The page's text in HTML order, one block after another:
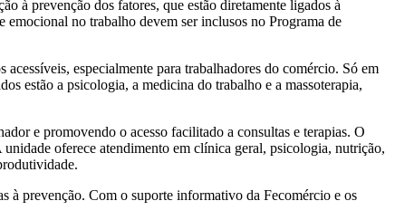
à prevenção dos fatores, que estão diretamente ligados à
emocional no trabalho devem ser inclusos no Programa de
especialmente para trabalhadores do comércio. Só em
estão a psicologia, a medicina do trabalho e a massoterapia,
e promovendo o acesso facilitado a consultas e terapias. O
oferece atendimento em clínica geral, psicologia, nutrição,
à prevenção. Com o suporte informativo da Fecomércio e os